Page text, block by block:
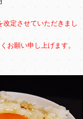
定させていただきまし
お願い申し上げます。